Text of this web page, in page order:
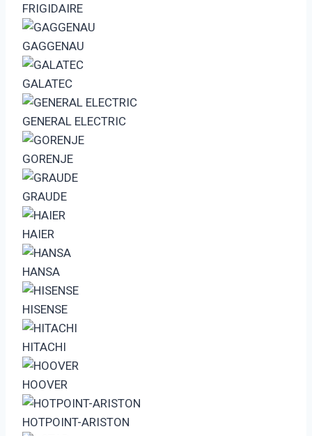
FRIGIDAIRE
GAGGENAU
GALATEC
GENERAL ELECTRIC
GORENJE
GRAUDE
HAIER
HANSA
HISENSE
HITACHI
HOOVER
HOTPOINT-ARISTON